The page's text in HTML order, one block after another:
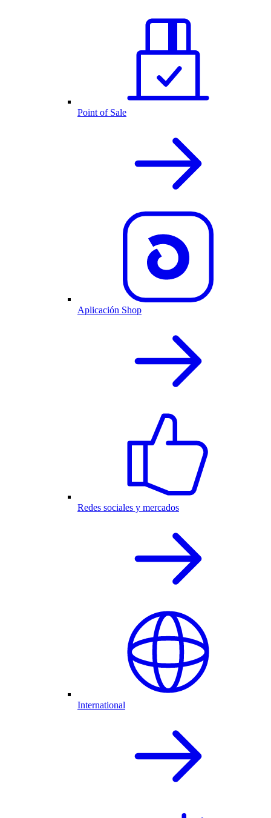
Point of Sale
Aplicación Shop
Redes sociales y mercados
International